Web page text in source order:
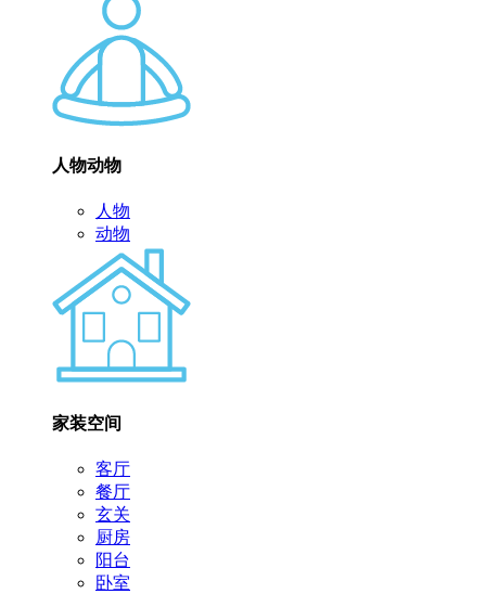
人物动物
人物
动物
家装空间
客厅
餐厅
玄关
厨房
阳台
卧室